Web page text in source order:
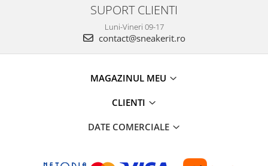
SUPORT CLIENTI
Luni-Vineri 09-17
contact@sneakerit.ro
MAGAZINUL MEU
CLIENTI
DATE COMERCIALE